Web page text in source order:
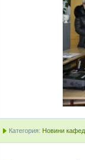
Категория: Новини